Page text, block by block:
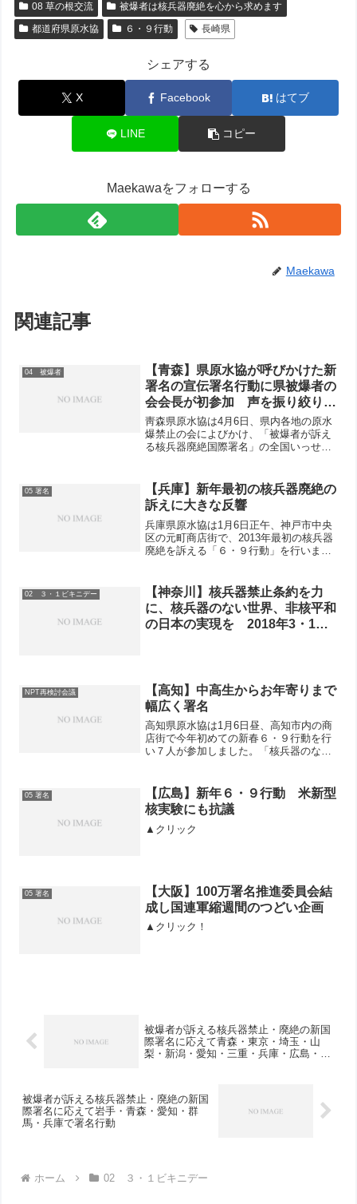
08 草の根交流
被爆者は核兵器廃絶を心から求めます
都道府県原水協
６・９行動 長崎県
シェアする
X Facebook はてブ
LINE コピー
Maekawaをフォローする
Maekawa
関連記事
04 被爆者
【青森】県原水協が呼びかけた新
署名の宣伝署名行動に県被爆者の
会会長が初参加 声を振り絞り訴
える姿に、いつもより多くの市民
が署名
靑森県原水協は4月6日、県内各地の原水
爆禁止の会によびかけ、「被爆者が訴え
る核兵器廃絶国際署名」の全国いっせい
県原爆被害者の会の田中正司会長はじめ
被爆者2人と、新日本婦...
05 署名
【兵庫】新年最初の核兵器廃絶の
訴えに大きな反響
兵庫県原水協は1月6日正午、神戸市中央
区の元町商店街で、2013年最初の核兵器
廃絶を訴える「６・９行動」を行いまし
部の桜井文子事務局長などがマイクで、
新年のあいさつとと...
02 ３・１ビキニデー
【神奈川】核兵器禁止条約を力
に、核兵器のない世界、非核平和
の日本の実現を 2018年3・1ビ
NPT再検討会議
【高知】中高生からお年寄りまで
幅広く署名
高知県原水協は1月6日昼、高知市内の商
店街で今年初めての新春６・９行動を行
い７人が参加しました。「核兵器のない
れ、１時間で112筆が集まりました。
「募金だけでもします。」...
05 署名
【広島】新年６・９行動 米新型
核実験にも抗議
▲クリック
05 署名
【大阪】100万署名推進委員会結
成し国連軍縮週間のつどい企画
▲クリック！
被爆者が訴える核兵器禁止・廃絶の新国
際署名に応えて青森・東京・埼玉・山
梨・新潟・愛知・三重・兵庫・広島・大
被爆者が訴える核兵器禁止・廃絶の新国
際署名に応えて岩手・青森・愛知・群
馬・兵庫で署名行動
ホーム 02 ３・１ビキニデー